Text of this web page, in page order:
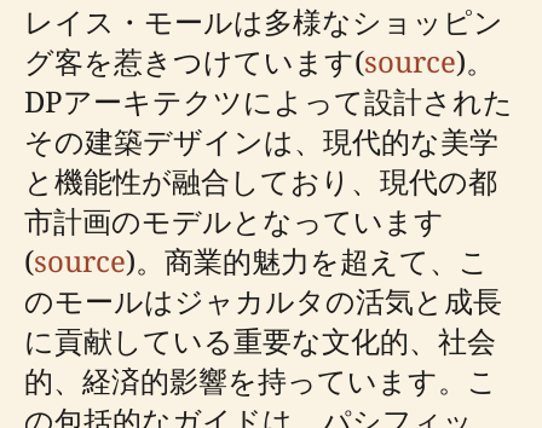
レイス・モールは多様なショッピン
グ客を惹きつけています(source)。
DPアーキテクツによって設計された
その建築デザインは、現代的な美学
と機能性が融合しており、現代の都
市計画のモデルとなっています
(source)。商業的魅力を超えて、こ
のモールはジャカルタの活気と成長
に貢献している重要な文化的、社会
的、経済的影響を持っています。こ
の包括的なガイドは、パシフィッ